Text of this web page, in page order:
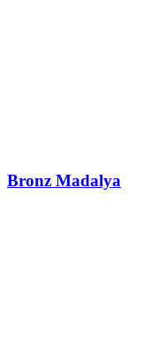
Bronz Madalya